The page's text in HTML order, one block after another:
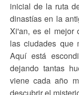
inicial de la ruta
dinastías en la
Xi'an, es el mejor
las ciudades que
Aquí está
dejando tantas
viene cada año